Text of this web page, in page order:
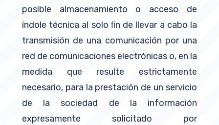
posible almacenamiento o acceso de
índole técnica al solo ﬁn de llevar a cabo la
transmisión de una comunicación por una
red de comunicaciones electrónicas o, en la
medida que resulte estrictamente
necesario, para la prestación de un servicio
de la sociedad de la información
expresamente solicitado por